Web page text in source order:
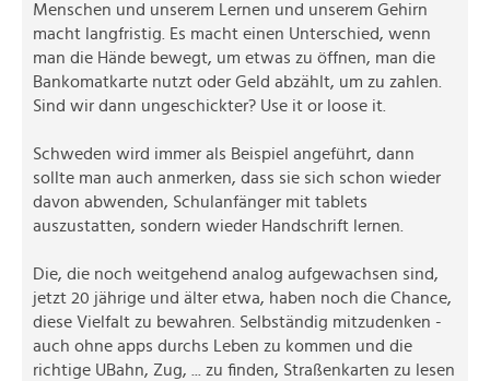
Menschen und unserem Lernen und unserem Gehirn
macht langfristig. Es macht einen Unterschied, wenn
man die Hände bewegt, um etwas zu öffnen, man die
Bankomatkarte nutzt oder Geld abzählt, um zu zahlen.
Sind wir dann ungeschickter? Use it or loose it.
Schweden wird immer als Beispiel angeführt, dann
sollte man auch anmerken, dass sie sich schon wieder
davon abwenden, Schulanfänger mit tablets
auszustatten, sondern wieder Handschrift lernen.
Die, die noch weitgehend analog aufgewachsen sind,
jetzt 20 jährige und älter etwa, haben noch die Chance,
diese Vielfalt zu bewahren. Selbständig mitzudenken -
auch ohne apps durchs Leben zu kommen und die
richtige UBahn, Zug, ... zu finden, Straßenkarten zu lesen